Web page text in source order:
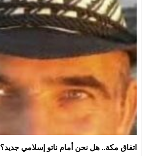
اتفاق مكة.. هل نحن أمام ناتو إسلامي جديد؟